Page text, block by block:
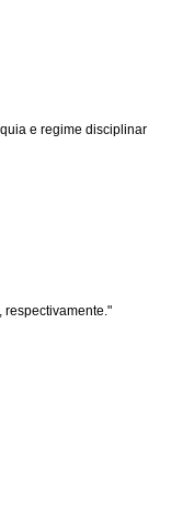
e regime disciplinar
respectivamente."